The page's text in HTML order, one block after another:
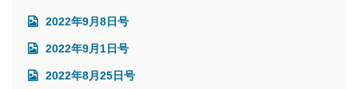
2022年9月8日号
2022年9月1日号
2022年8月25日号